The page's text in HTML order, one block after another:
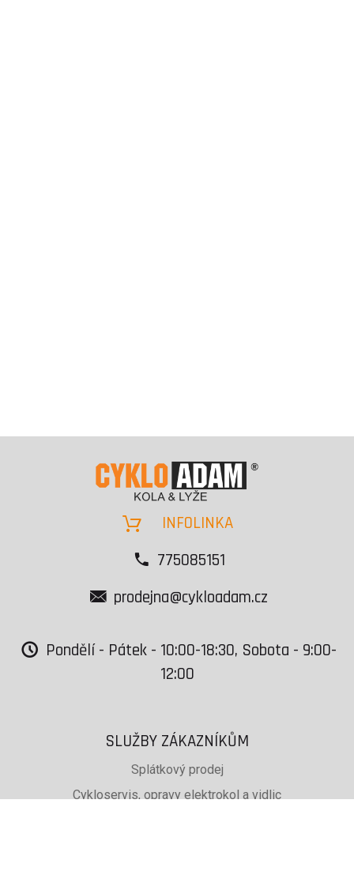
INFOLINKA
775085151
prodejna@cykloadam.cz
Pondělí - Pátek - 10:00-18:30, Sobota - 9:00-
12:00
SLUŽBY ZÁKAZNÍKŮM
Splátkový prodej
Cykloservis, opravy elektrokol a vidlic